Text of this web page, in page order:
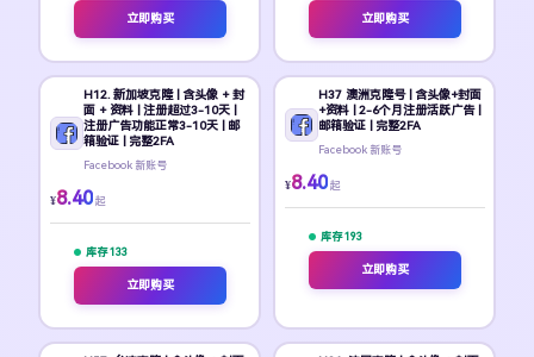
立即购买 立即购买
H12. 新加坡克隆 | 含头像 + 封
面 + 资料 | 注册超过3-10天 |
注册广告功能正常3-10天 | 邮
箱验证 | 完整2FA
Facebook 新账号
¥8.40 起
库存 133
立即购买
H37 澳洲克隆号 | 含头像+封面
+资料 | 2-6个月注册活跃广告 |
邮箱验证 | 完整2FA
Facebook 新账号
¥8.40 起
库存 193
立即购买